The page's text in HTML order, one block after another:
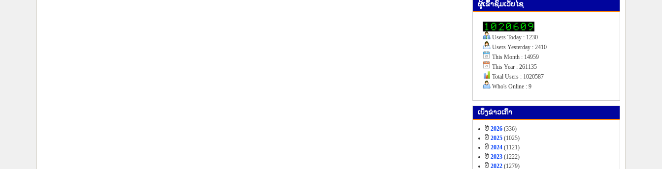
ຜູ້​ເຂົ້າ​ຊົມ​ເວັບ​ໄຊ
Users Today : 1230
Users Yesterday : 2410
This Month : 14959
This Year : 261135
Total Users : 1020587
Who's Online : 9
ເບິ່ງ​ຂ່າວ​ເກົ່າ
ປີ 2026 (336)
ປີ 2025 (1025)
ປີ 2024 (1121)
ປີ 2023 (1222)
ປີ 2022 (1279)